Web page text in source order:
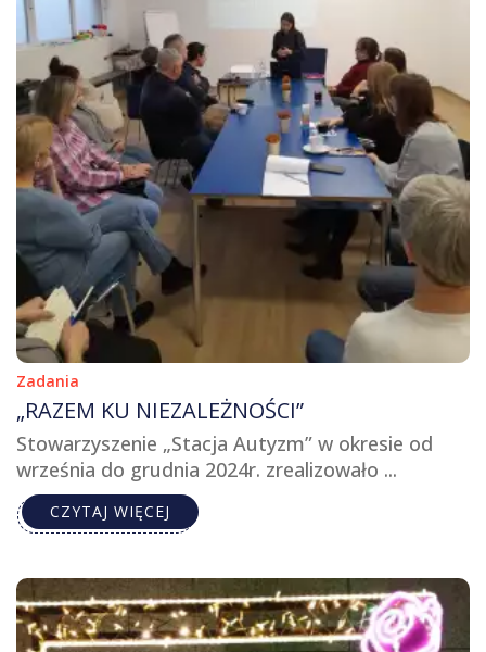
Zadania
„RAZEM KU NIEZALEŻNOŚCI”
Stowarzyszenie „Stacja Autyzm” w okresie od
września do grudnia 2024r. zrealizowało ...
CZYTAJ WIĘCEJ